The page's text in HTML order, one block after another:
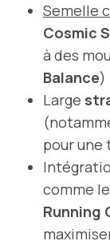
Semelle
Cosmic
à des
Balance)
Large
pour une
comme le
Running